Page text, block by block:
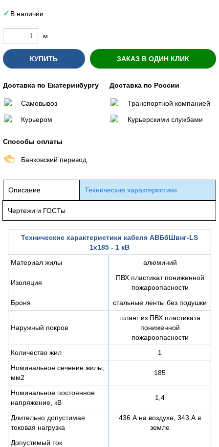
В наличии
м
КУПИТЬ ЗАКАЗ В ОДИН КЛИК
Доставка по Екатеринбургу
Самовывоз
Курьером
Доставка по России
Транспортной компанией
Курьерскими службами
Способы оплаты
Банковский перевод
Описание Технические характеристики
Чертежи и ГОСТы
Технические характеристики кабеля АВБбШвнг-LS
1х185 - 1 кВ
Материал жилы
алюминий
Изоляция
ПВХ пластикат пониженной
пожароопасности
Броня
стальные ленты без подушки
Наружный покров
шланг из ПВХ пластиката
пониженной
пожароопасности
Количество жил
1
Номинальное сечение жилы,
мм2
185
Номинальное постоянное
напряжение, кВ
1,4
Длительно допустимая
токовая нагрузка
436 А на воздухе, 343 А в
земле
Допустимый ток